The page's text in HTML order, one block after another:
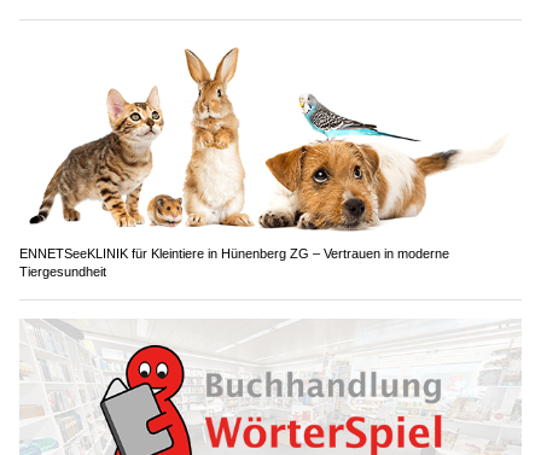
ENNETSeeKLINIK für Kleintiere in Hünenberg ZG – Vertrauen in moderne
Tiergesundheit